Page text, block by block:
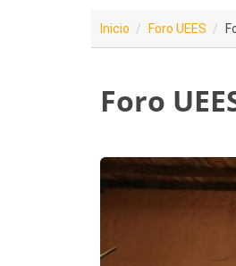
Inicio Foro UEES
Foro